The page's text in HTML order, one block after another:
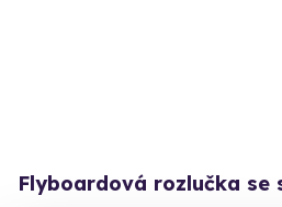
Flyboardová rozlučka se